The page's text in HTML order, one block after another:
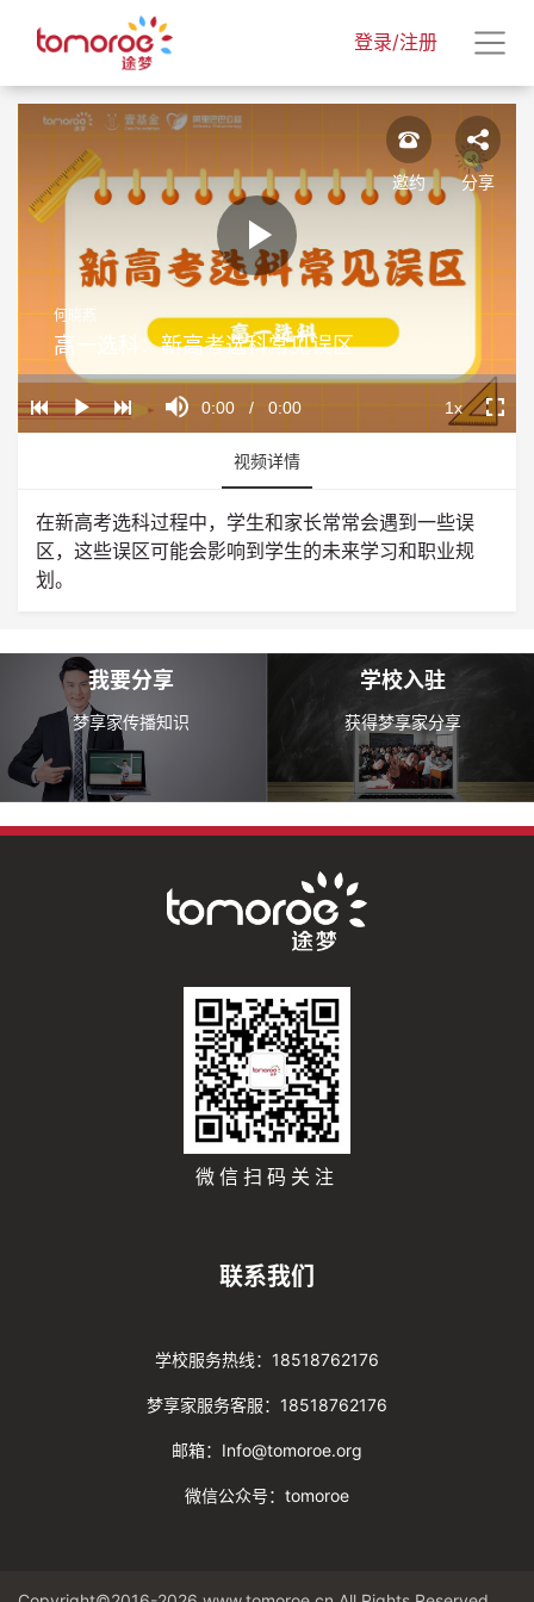
登录/注册
Play
Video
Play
Current
Time
0:00 / Duration
0:00
Loaded:
0%
Progress:
0%
Playback
Rate
1x
何晓燕
高一选科：新高考选科常见误区
邀约 分享
视频详情
在新高考选科过程中，学生和家长常常会遇到一些误
区，这些误区可能会影响到学生的未来学习和职业规
划。
我要分享
梦享家传播知识
学校入驻
获得梦享家分享
微信扫码关注
联系我们
学校服务热线：18518762176
梦享家服务客服：18518762176
邮箱：Info@tomoroe.org
微信公众号：tomoroe